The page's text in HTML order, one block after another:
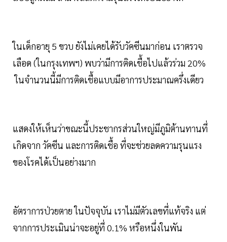
ในเด็กอายุ 5 ขวบ ยังไม่เคยได้รับวัคซีนมาก่อน เราตรวจ
เลือด (ในกรุงเทพฯ) พบว่ามีการติดเชื้อไปแล้วร่วม 20%
ในจำนวนนี้มีการติดเชื้อแบบมีอาการประมาณครึ่งเดียว
แสดงให้เห็นว่าขณะนี้ประชากรส่วนใหญ่มีภูมิต้านทานที่
เกิดจาก วัคซีน และการติดเชื้อ ที่จะช่วยลดความรุนแรง
ของโรคได้เป็นอย่างมาก
อัตราการป่วยตาย ในปัจจุบัน เราไม่มีตัวเลขที่แท้จริง แต่
จากการประเมินน่าจะอยู่ที่ 0.1% หรือหนึ่งในพัน